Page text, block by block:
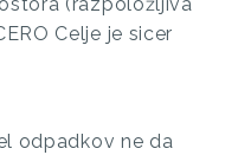
Celje je sicer
odpadkov ne da